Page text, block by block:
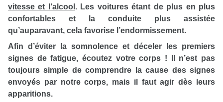
vitesse et l’alcool . Les voitures étant de plus en plus
confortables et la conduite plus assistée
qu’auparavant, cela favorise l’endormissement.
Afin d’éviter la somnolence et déceler les premiers
signes de fatigue, écoutez votre corps ! Il n’est pas
toujours simple de comprendre la cause des signes
envoyés par notre corps, mais il faut agir dès leurs
apparitions.